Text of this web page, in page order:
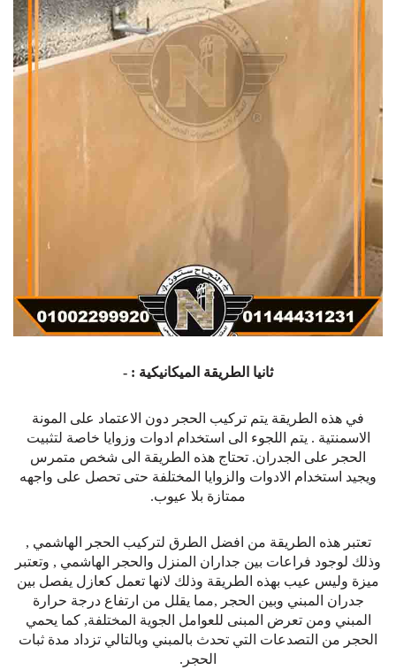
ثانيا الطريقة الميكانيكية : -
في هذه الطريقة يتم تركيب الحجر دون الاعتماد على المونة
الاسمنتية . يتم اللجوء الى استخدام ادوات وزوايا خاصة لتثبيت
الحجر على الجدران. تحتاج هذه الطريقة الى شخص متمرس
ويجيد استخدام الادوات والزوايا المختلفة حتى تحصل على واجهه
ممتازة بلا عيوب.
تعتبر هذه الطريقة من افضل الطرق لتركيب الحجر الهاشمي ,
وذلك لوجود فراعات بين جداران المنزل والحجر الهاشمي , وتعتبر
ميزة وليس عيب بهذه الطريقة وذلك لانها تعمل كعازل يفصل بين
جدران المبني وبين الحجر ,مما يقلل من ارتفاع درجة حرارة
المبني ومن تعرض المبنى للعوامل الجوية المختلفة, كما يحمي
الحجر من التصدعات التي تحدث بالمبني وبالتالي تزداد مدة ثبات
الحجر.